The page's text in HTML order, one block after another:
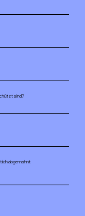
sind?
abgemahnt